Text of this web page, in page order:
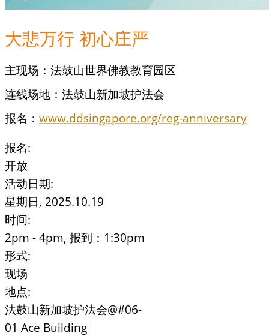
大悲万行 初心庄严
主现场：法鼓山世界佛教教育园区
连线场地：法鼓山新加坡护法会
报名： www.ddsingapore.org/reg-anniversary
报名:
开放
活动日期:
星期日, 2025.10.19
时间:
2pm - 4pm, 报到：1:30pm
形式:
现场
地点:
法鼓山新加坡护法会@#06-
01 Ace Building